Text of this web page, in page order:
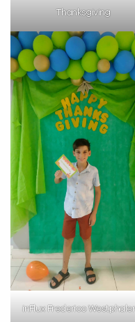
Thanksgiving
inFlux Frederico